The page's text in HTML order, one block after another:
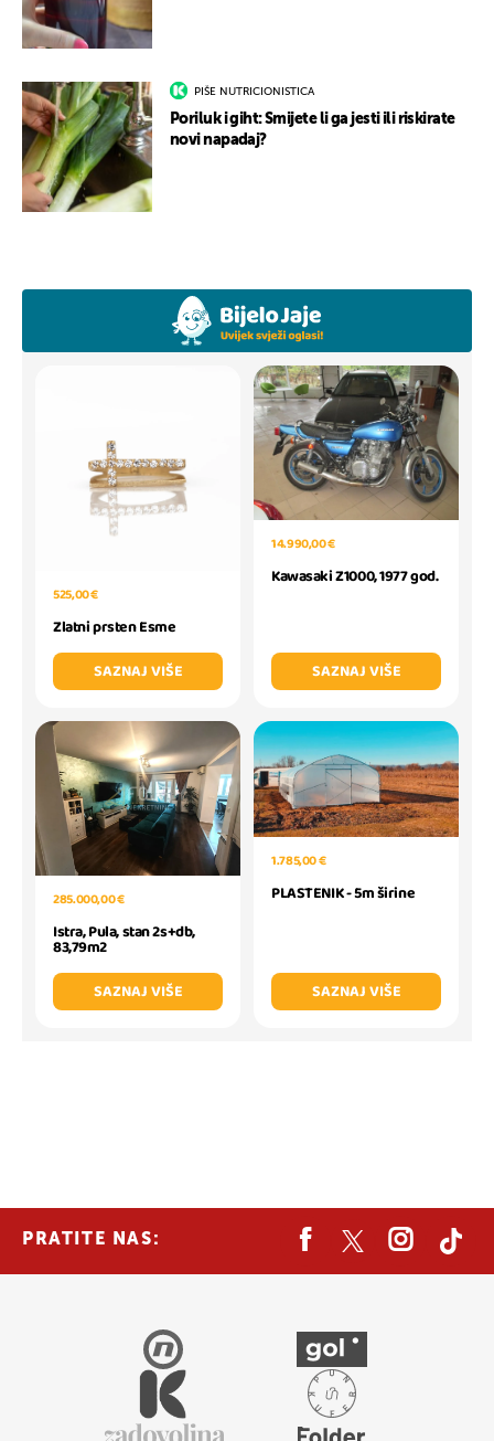
PIŠE NUTRICIONISTICA
Poriluk i giht: Smijete li ga jesti ili riskirate
novi napadaj?
525,00 €
Zlatni prsten Esme
SAZNAJ VIŠE
14.990,00 €
Kawasaki Z1000, 1977 god.
SAZNAJ VIŠE
285.000,00 €
Istra, Pula, stan 2s+db,
83,79m2
SAZNAJ VIŠE
1.785,00 €
PLASTENIK - 5m širine
SAZNAJ VIŠE
PRATITE NAS: